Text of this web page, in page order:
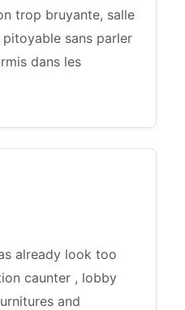
trop bruyante, salle
sans parler
dans les
already look too
caunter , lobby
and